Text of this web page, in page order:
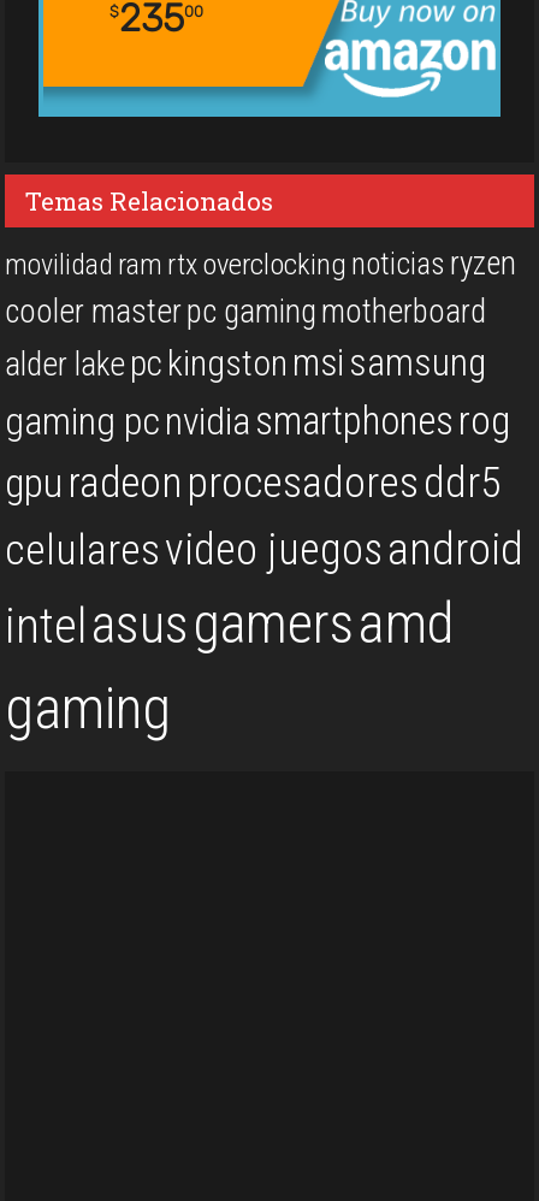
$23500
Temas Relacionados
movilidad ram rtxoverclocking noticias ryzen
cooler masterpc gamingmotherboard
alder lakepc kingston msi samsung
gaming pcnvidiasmartphones rog
gpu radeon procesadoresddr5
celularesvideo juegosandroid
intel asusgamersamd
gaming